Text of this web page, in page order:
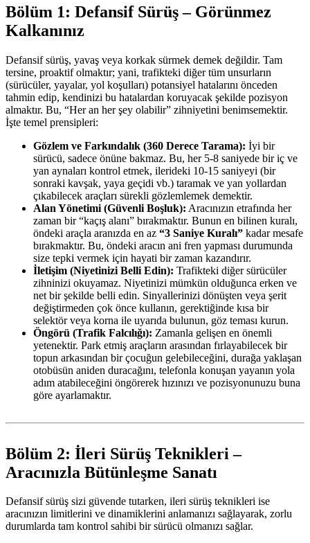
Bölüm 1: Defansif Sürüş – Görünmez
Kalkanınız
Defansif sürüş, yavaş veya korkak sürmek demek değildir. Tam
tersine, proaktif olmaktır; yani, trafikteki diğer tüm unsurların
(sürücüler, yayalar, yol koşulları) potansiyel hatalarını önceden
tahmin edip, kendinizi bu hatalardan koruyacak şekilde pozisyon
almaktır. Bu, “Her an her şey olabilir” zihniyetini benimsemektir.
İşte temel prensipleri:
Gözlem ve Farkındalık (360 Derece Tarama): İyi bir
sürücü, sadece önüne bakmaz. Bu, her 5-8 saniyede bir iç ve
yan aynaları kontrol etmek, ilerideki 10-15 saniyeyi (bir
sonraki kavşak, yaya geçidi vb.) taramak ve yan yollardan
çıkabilecek araçları sürekli gözlemlemek demektir.
Alan Yönetimi (Güvenli Boşluk): Aracınızın etrafında her
zaman bir “kaçış alanı” bırakmaktır. Bunun en bilinen kuralı,
öndeki araçla aranızda en az “3 Saniye Kuralı” kadar mesafe
bırakmaktır. Bu, öndeki aracın ani fren yapması durumunda
size tepki vermek için hayati bir zaman kazandırır.
İletişim (Niyetinizi Belli Edin): Trafikteki diğer sürücüler
zihninizi okuyamaz. Niyetinizi mümkün olduğunca erken ve
net bir şekilde belli edin. Sinyallerinizi dönüşten veya şerit
değiştirmeden çok önce kullanın, gerektiğinde kısa bir
selektör veya korna ile uyarıda bulunun, göz teması kurun.
Öngörü (Trafik Falcılığı): Zamanla gelişen en önemli
yetenektir. Park etmiş araçların arasından fırlayabilecek bir
topun arkasından bir çocuğun gelebileceğini, durağa yaklaşan
otobüsün aniden duracağını, telefonla konuşan yayanın yola
adım atabileceğini öngörerek hızınızı ve pozisyonunuzu buna
göre ayarlamaktır.
Bölüm 2: İleri Sürüş Teknikleri –
Aracınızla Bütünleşme Sanatı
Defansif sürüş sizi güvende tutarken, ileri sürüş teknikleri ise
aracınızın limitlerini ve dinamiklerini anlamanızı sağlayarak, zorlu
durumlarda tam kontrol sahibi bir sürücü olmanızı sağlar.